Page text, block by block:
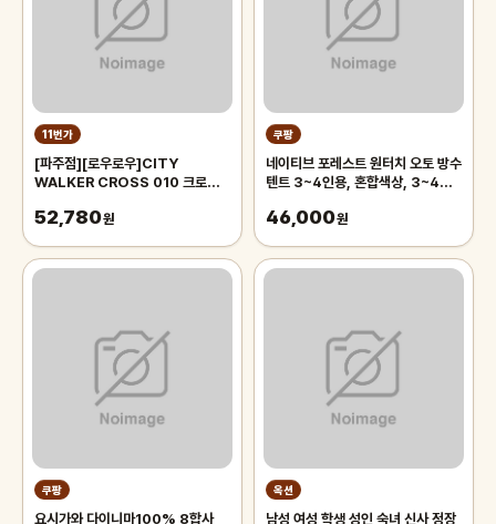
11번가
[파주점][로우로우]CITY
WALKER CROSS 010 크로스
52,780원
쿠팡
네이티브 포레스트 원터치 오토 방수
텐트 3~4인용, 혼합색상, 3~4인
46,000원
쿠팡
요시가와 다이니마100% 8합사
옥션
남성 여성 학생 성인 숙녀 신사 정장